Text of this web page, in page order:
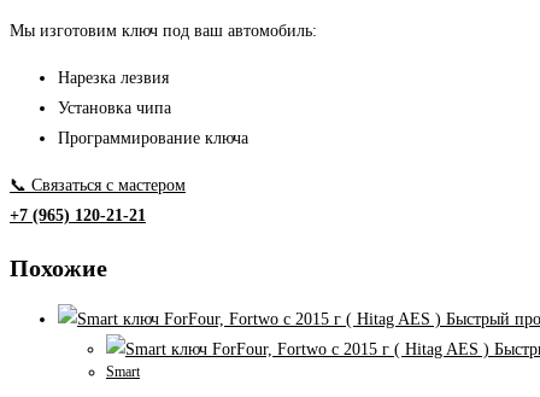
AES
Мы изготовим ключ под ваш автомобиль:
Нарезка лезвия
Установка чипа
Программирование ключа
📞 Связаться с мастером
+7 (965) 120-21-21
Похожие
Быстрый
Smart